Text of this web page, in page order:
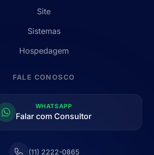
Site
Sistemas
Hospedagem
FALE CONOSCO
WHATSAPP
Falar com Consultor
(11) 2222-0865